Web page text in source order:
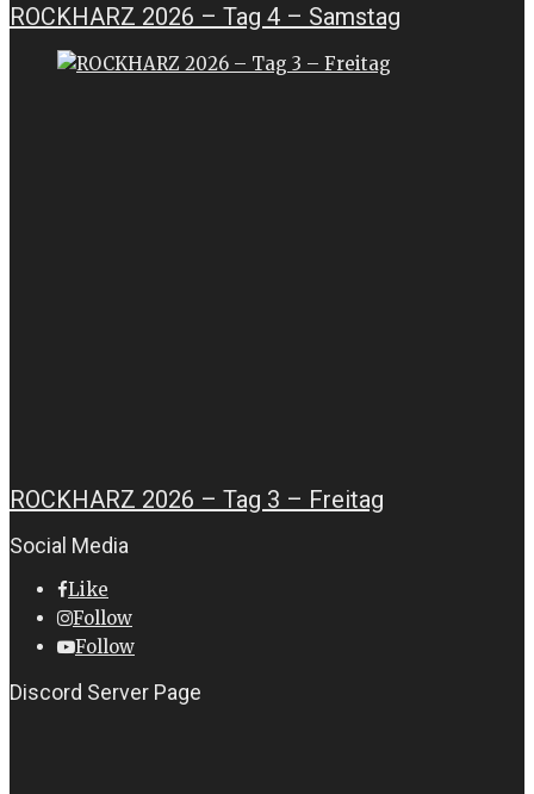
ROCKHARZ 2026 – Tag 4 – Samstag
ROCKHARZ 2026 – Tag 3 – Freitag
Social Media
Like
Follow
Follow
Discord Server Page